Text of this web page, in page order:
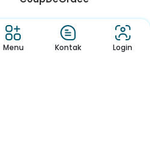
Menu Kontak Login